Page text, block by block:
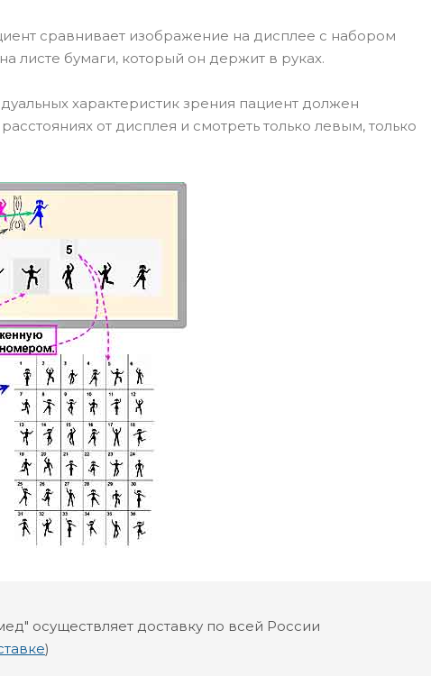
сравнивает изображение на дисплее с набором
листе бумаги, который он держит в руках.
характеристик зрения пациент должен
от дисплея и смотреть только левым, только
осуществляет доставку по всей России
)